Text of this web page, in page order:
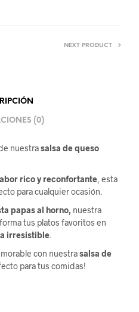
NEXT PRODUCT
(0)
nuestrasalsa de queso
rico y reconfortante, esta
para cualquier ocasión.
papas al horno, nuestra
tus platos favoritos en
irresistible.
con nuestrasalsa de
para tus comidas!